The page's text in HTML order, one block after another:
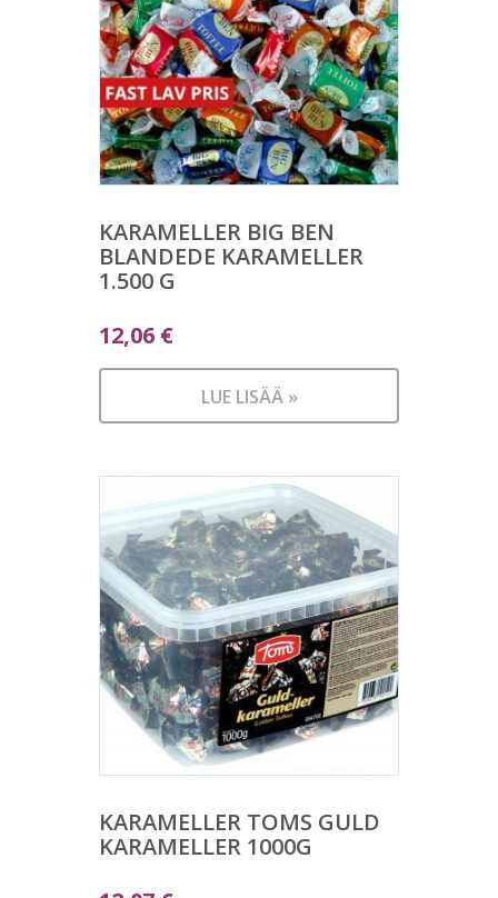
KARAMELLER BIG BEN
BLANDEDE KARAMELLER
1.500 G
12,06 €
LUE LISÄÄ »
KARAMELLER TOMS GULD
KARAMELLER 1000G